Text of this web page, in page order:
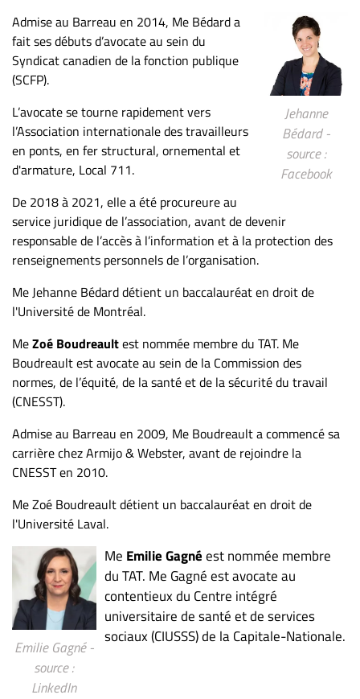
Jehanne
Bédard -
source :
Facebook
Admise au Barreau en 2014, Me Bédard a
fait ses débuts d’avocate au sein du
Syndicat canadien de la fonction publique
(SCFP).
L’avocate se tourne rapidement vers
l’Association internationale des travailleurs
en ponts, en fer structural, ornemental et
d'armature, Local 711.
De 2018 à 2021, elle a été procureure au
service juridique de l’association, avant de devenir
responsable de l’accès à l’information et à la protection des
renseignements personnels de l’organisation.
Me Jehanne Bédard détient un baccalauréat en droit de
l'Université de Montréal.
MeZoé Boudreaultest nommée membre du TAT. Me
Boudreault est avocate au sein de la Commission des
normes, de l’équité, de la santé et de la sécurité du travail
(CNESST).
Admise au Barreau en 2009, Me Boudreault a commencé sa
carrière chez Armijo & Webster, avant de rejoindre la
CNESST en 2010.
Me Zoé Boudreault détient un baccalauréat en droit de
l'Université Laval.
Emilie Gagné -
source :
LinkedIn
Me Emilie Gagnéest nommée membre
du TAT. Me Gagné est avocate au
contentieux du Centre intégré
universitaire de santé et de services
sociaux (CIUSSS) de la Capitale-Nationale.